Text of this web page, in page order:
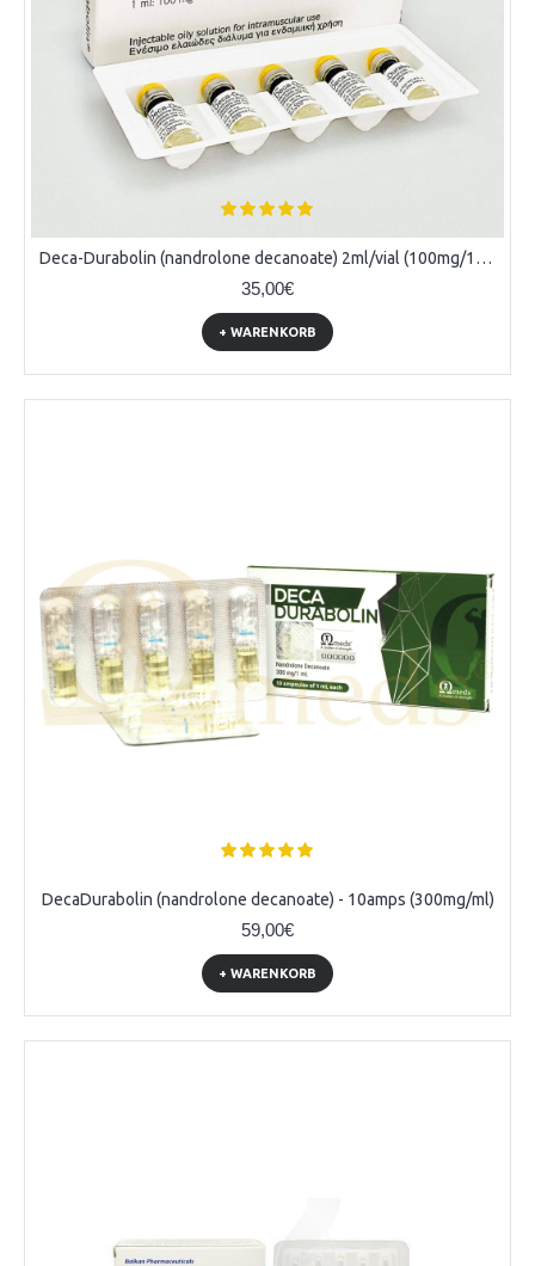
Deca-Durabolin (nandrolone decanoate) 2ml/vial (100mg/1ml)
35,00€
+ WARENKORB
DecaDurabolin (nandrolone decanoate) - 10amps (300mg/ml)
59,00€
+ WARENKORB